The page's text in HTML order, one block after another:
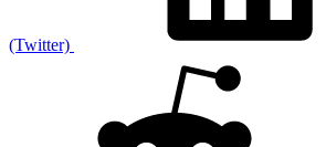
(Twitter)